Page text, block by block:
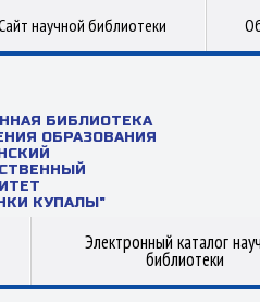
научной библиотеки
БИБЛИОТЕКА
ОБРАЗОВАНИЯ
КУПАЛЫ"
Электронный каталог
библиотеки